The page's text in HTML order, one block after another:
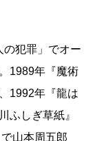
の犯罪」でオー
1989年『魔術
1992年『龍は
ふしぎ草紙』
山本周五郎